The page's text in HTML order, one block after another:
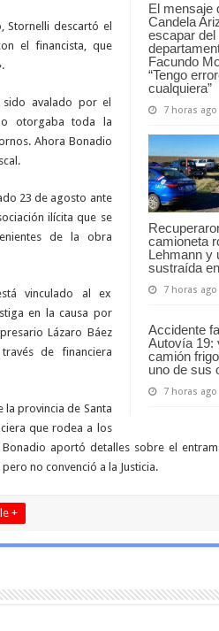
El mensaje
Candela
escapar del
Facundo
“Tengo
cualquiera”
7 horas ago
camioneta
Lehmann y
sustraída
7 horas ago
Accidente
Autovía 19:
camión
uno de sus
7 horas ago
Stornelli descartó el
el financista, que
avalado por el
otorgaba toda la
Ahora Bonadio
23 de agosto ante
ilícita que se
de la obra
vinculado al ex
en la causa por
Lázaro Báez
de financiera
la provincia de Santa
que rodea a los
aportó detalles sobre el
no convenció a la Justicia.
+